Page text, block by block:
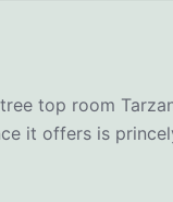
top room
it offers is